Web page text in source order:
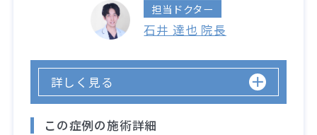
担当ドクター
石井 達也 院長
詳しく見る
この症例の施術詳細